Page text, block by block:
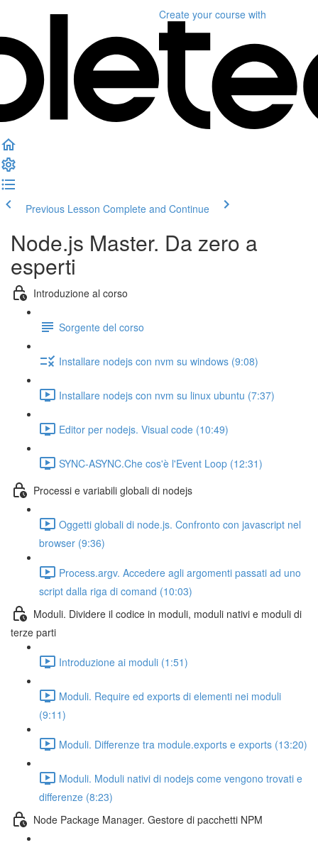
Create your course with
Previous Lesson Complete and Continue
Node.js Master. Da zero a
esperti
Introduzione al corso
Sorgente del corso
Installare nodejs con nvm su windows (9:08)
Installare nodejs con nvm su linux ubuntu (7:37)
Editor per nodejs. Visual code (10:49)
SYNC-ASYNC.Che cos'è l'Event Loop (12:31)
Processi e variabili globali di nodejs
Oggetti globali di node.js. Confronto con javascript nel
browser (9:36)
Process.argv. Accedere agli argomenti passati ad uno
script dalla riga di comand (10:03)
Moduli. Dividere il codice in moduli, moduli nativi e moduli di
terze parti
Introduzione ai moduli (1:51)
Moduli. Require ed exports di elementi nei moduli
(9:11)
Moduli. Differenze tra module.exports e exports (13:20)
Moduli. Moduli nativi di nodejs come vengono trovati e
differenze (8:23)
Node Package Manager. Gestore di pacchetti NPM